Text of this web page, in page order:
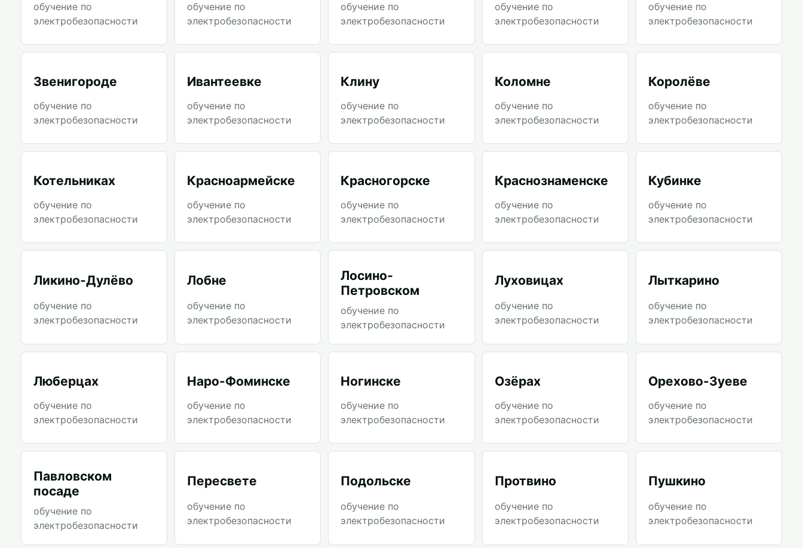
обучение по
электробезопасности
обучение по
электробезопасности
обучение по
электробезопасности
обучение по
электробезопасности
обучение по
электробезопасности
Звенигороде
обучение по
электробезопасности
Ивантеевке
обучение по
электробезопасности
Клину
обучение по
электробезопасности
Коломне
обучение по
электробезопасности
Королёве
обучение по
электробезопасности
Котельниках
обучение по
электробезопасности
Красноармейске
обучение по
электробезопасности
Красногорске
обучение по
электробезопасности
Краснознаменске
обучение по
электробезопасности
Кубинке
обучение по
электробезопасности
Ликино-Дулёво
обучение по
электробезопасности
Лобне
обучение по
электробезопасности
Лосино-
Петровском
обучение по
электробезопасности
Луховицах
обучение по
электробезопасности
Лыткарино
обучение по
электробезопасности
Люберцах
обучение по
электробезопасности
Наро-Фоминске
обучение по
электробезопасности
Ногинске
обучение по
электробезопасности
Озёрах
обучение по
электробезопасности
Орехово-Зуеве
обучение по
электробезопасности
Павловском
посаде
обучение по
электробезопасности
Пересвете
обучение по
электробезопасности
Подольске
обучение по
электробезопасности
Протвино
обучение по
электробезопасности
Пушкино
обучение по
электробезопасности